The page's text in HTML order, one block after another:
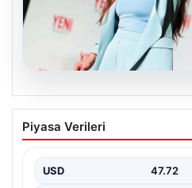
Yeni Parti Manisa İl
Özalper Rüşvet
Manisa'da devam eden
Piyasa Verileri
USD 47.72